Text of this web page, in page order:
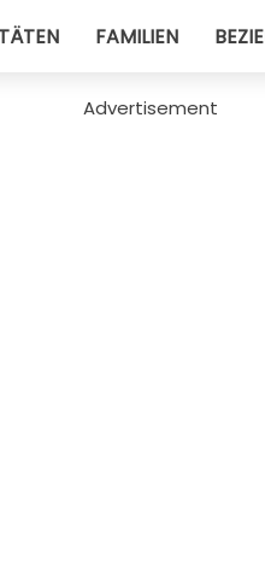
FAMILIEN
Advertisement